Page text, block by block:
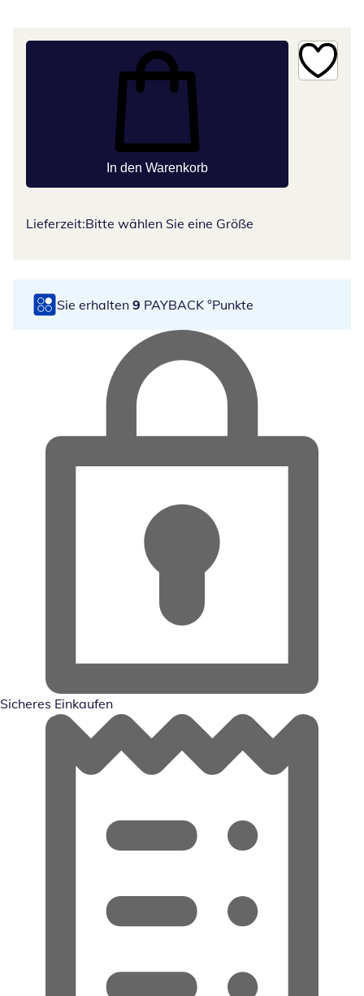
In den Warenkorb
Lieferzeit:Bitte wählen Sie eine Größe
Sie erhalten 9 PAYBACK °Punkte
Sicheres Einkaufen